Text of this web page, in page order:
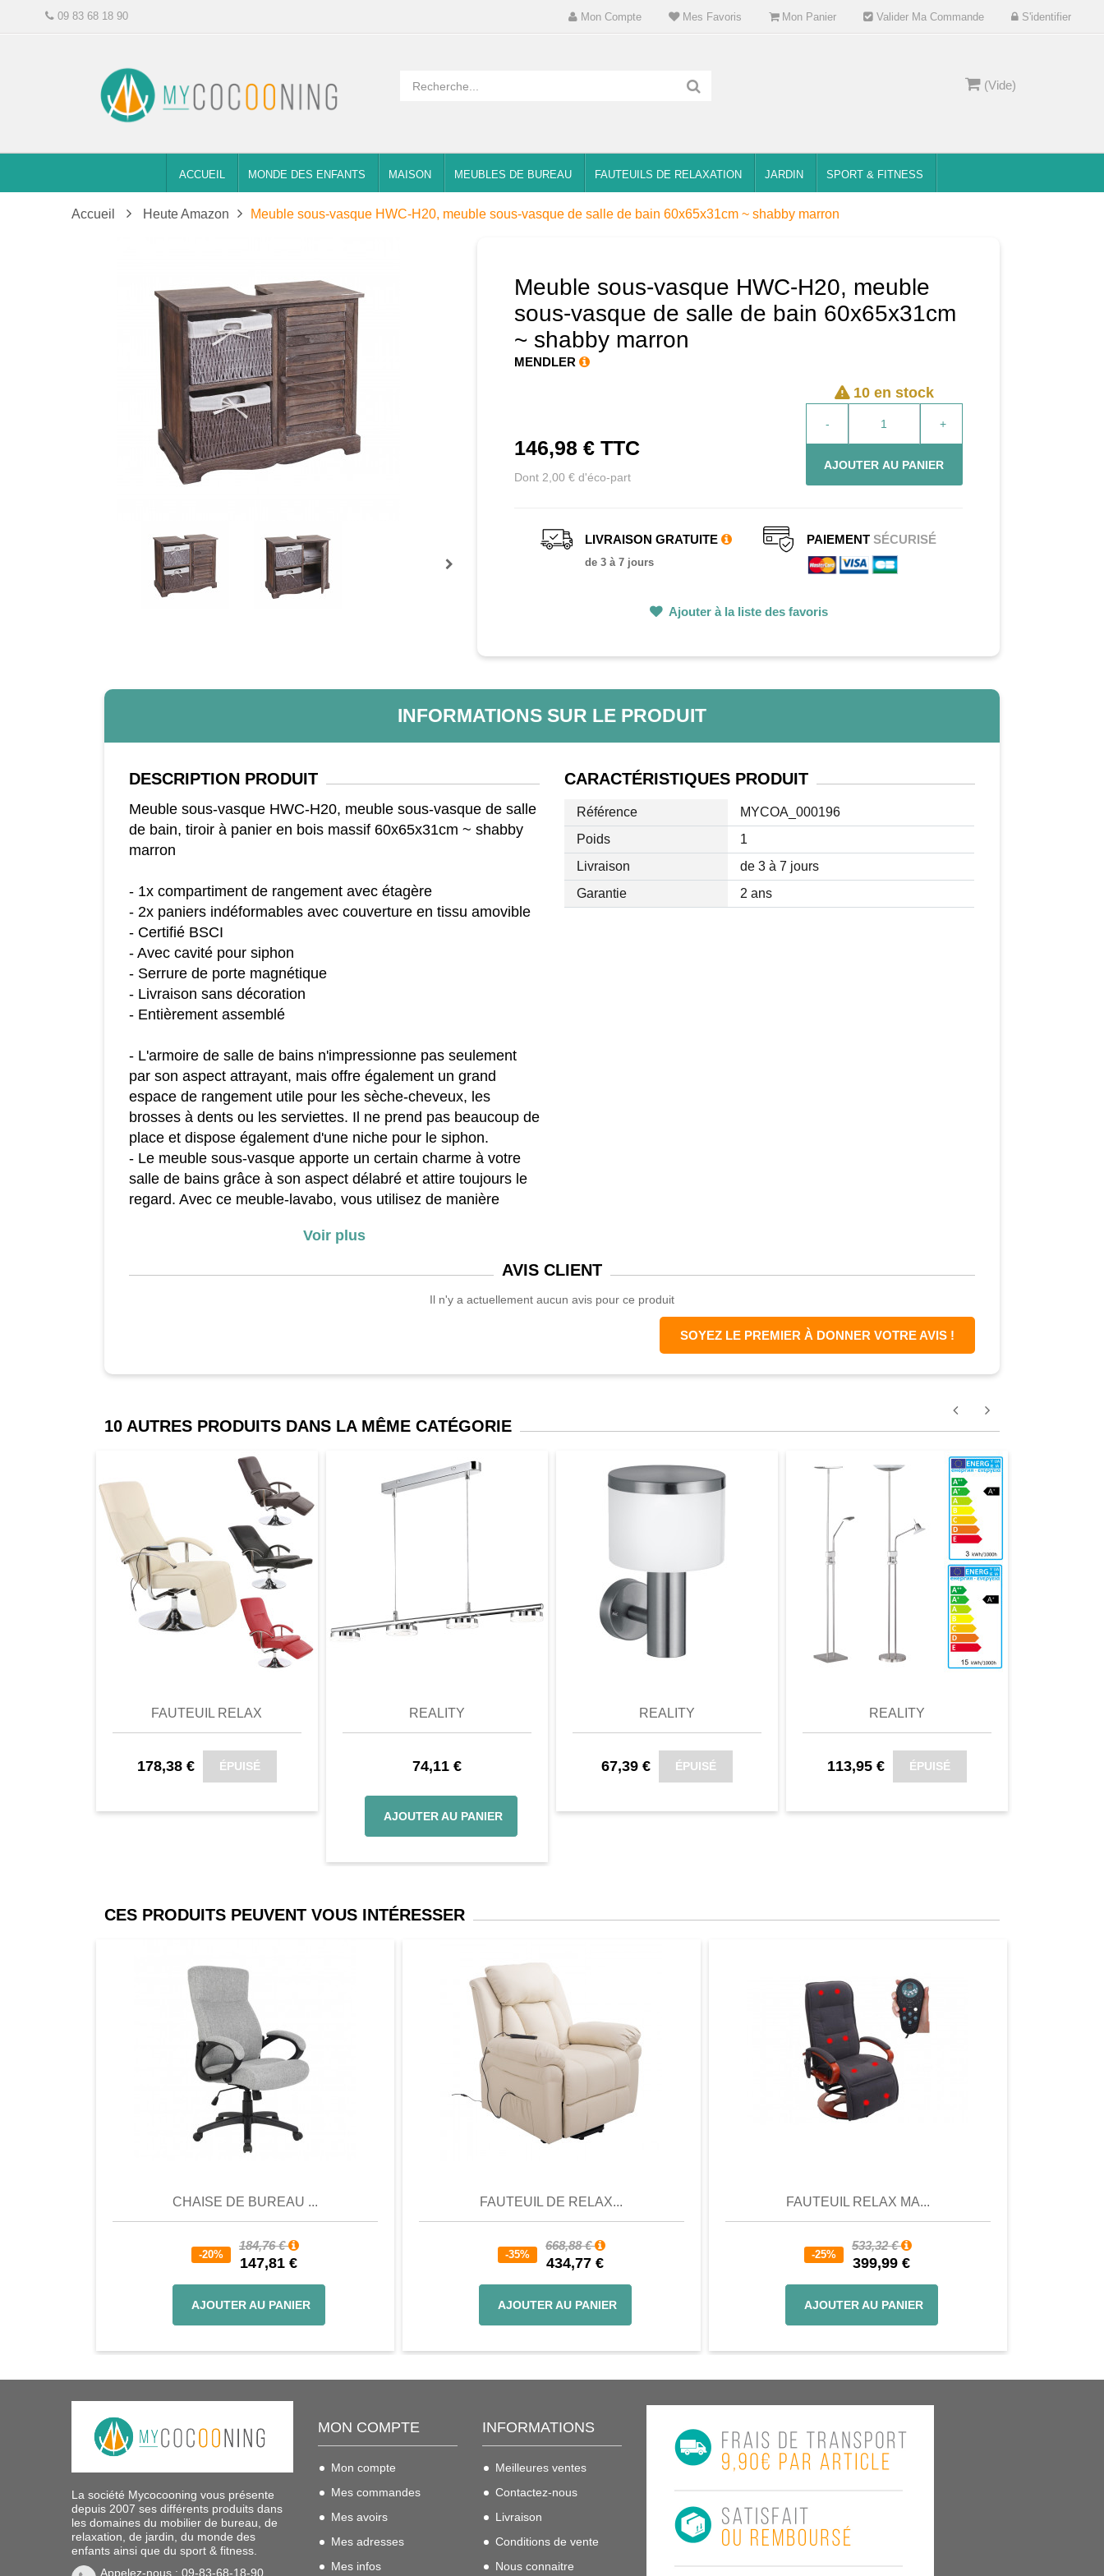
Mon Compte Mes Favoris Mon Panier Valider Ma Commande S'identifier
09 83 68 18 90
(Vide)
ACCUEIL MONDE DES ENFANTS MAISON MEUBLES DE BUREAU FAUTEUILS DE RELAXATION JARDIN SPORT & FITNESS
Accueil Heute Amazon Meuble sous-vasque HWC-H20, meuble sous-vasque de salle de bain 60x65x31cm ~ shabby marron
Meuble sous-vasque HWC-H20, meuble
sous-vasque de salle de bain 60x65x31cm
~ shabby marron
MENDLER
146,98 € TTC
Dont 2,00 € d'éco-part
10 en stock
- +
AJOUTER AU PANIER
LIVRAISON GRATUITE
de 3 à 7 jours
PAIEMENTSÉCURISÉ
Ajouter à la liste des favoris
INFORMATIONS SUR LE PRODUIT
DESCRIPTIONPRODUIT
Meuble sous-vasque HWC-H20, meuble sous-vasque de salle
de bain, tiroir à panier en bois massif 60x65x31cm ~ shabby
marron
- 1x compartiment de rangement avec étagère
- 2x paniers indéformables avec couverture en tissu amovible
- Certifié BSCI
- Avec cavité pour siphon
- Serrure de porte magnétique
- Livraison sans décoration
- Entièrement assemblé
- L'armoire de salle de bains n'impressionne pas seulement
par son aspect attrayant, mais offre également un grand
espace de rangement utile pour les sèche-cheveux, les
brosses à dents ou les serviettes. Il ne prend pas beaucoup de
place et dispose également d'une niche pour le siphon.
- Le meuble sous-vasque apporte un certain charme à votre
salle de bains grâce à son aspect délabré et attire toujours le
regard. Avec ce meuble-lavabo, vous utilisez de manière
rangement supplémentaire.
Paniers : maille de papier
L'armoire est principalement fabriquée en bois de paulownia,
un bois précieux qui a déjà été cultivé en Europe et qui est
également connu comme l'aluminium des bois en raison de sa
légèreté et de sa grande stabilité.
L'ensemble sans souci.
Le fabricant a obtenu la certification BSCI. Cela oblige le
fabricant à respecter les normes sociales.
Vérificateur : Amfori, DBID : 351271, Id. d'audit : 165443
Voir plus
CARACTÉRISTIQUESPRODUIT
Référence
MYCOA_000196
Poids
1
Livraison
de 3 à 7 jours
Garantie
2 ans
AVISCLIENT
Il n'y a actuellement aucun avis pour ce produit
SOYEZ LE PREMIER À DONNER VOTRE AVIS !
10 AUTRES PRODUITS DANS LA MÊME CATÉGORIE
FAUTEUIL RELAX
178,38 € ÉPUISÉ
comparer
REALITY
74,11 €
AJOUTER AU PANIER
aperçu
REALITY
67,39 € ÉPUISÉ
Favori
REALITY
113,95 € ÉPUISÉ
Favori comparer
CES PRODUITS PEUVENT VOUS INTÉRESSER
CHAISE DE BUREAU ...
-20%
184,76 €
147,81 €
AJOUTER AU PANIER
Favori
FAUTEUIL DE RELAX...
-35%
668,88 €
434,77 €
AJOUTER AU PANIER
Favori
FAUTEUIL RELAX MA...
-25%
533,32 €
399,99 €
AJOUTER AU PANIER
La société Mycocooning vous présente
depuis 2007 ses différents produits dans
les domaines du mobilier de bureau, de
relaxation, de jardin, du monde des
enfants ainsi que du sport & fitness.
Appelez-nous : 09-83-68-18-90
MON COMPTE
Mon compte
Mes commandes
Mes avoirs
Mes adresses
Mes infos
INFORMATIONS
Meilleures ventes
Contactez-nous
Livraison
Conditions de vente
Nous connaitre